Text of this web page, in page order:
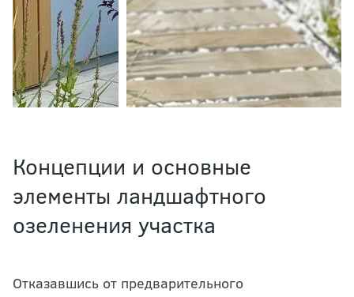
Концепции и основные
элементы ландшафтного
озеленения участка
Отказавшись от предварительного